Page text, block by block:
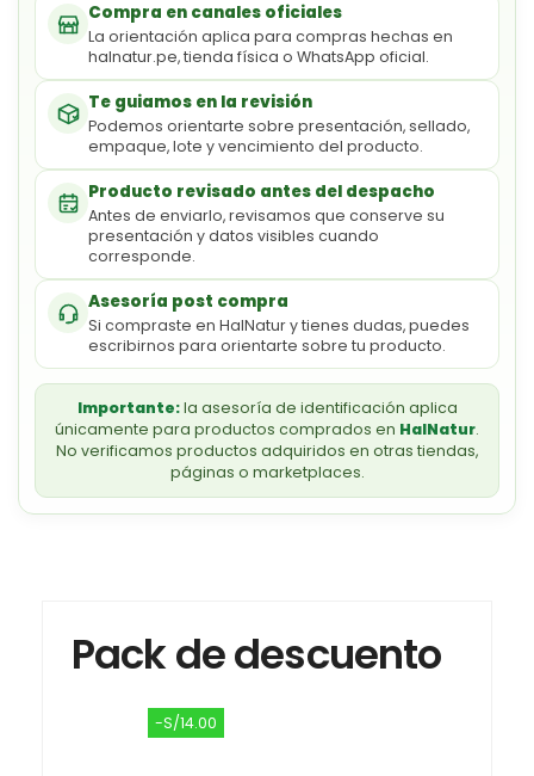
Compra en canales oficiales
La orientación aplica para compras hechas en
halnatur.pe, tienda física o WhatsApp oficial.
Te guiamos en la revisión
Podemos orientarte sobre presentación, sellado,
empaque, lote y vencimiento del producto.
Producto revisado antes del despacho
Antes de enviarlo, revisamos que conserve su
presentación y datos visibles cuando
corresponde.
Asesoría post compra
Si compraste en HalNatur y tienes dudas, puedes
escribirnos para orientarte sobre tu producto.
Importante:la asesoría de identificación aplica
únicamente para productos comprados en HalNatur.
No verificamos productos adquiridos en otras tiendas,
páginas o marketplaces.
Pack de descuento
-S/14.00